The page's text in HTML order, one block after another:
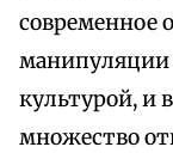
современное
манипуляции
культурой, и
множество